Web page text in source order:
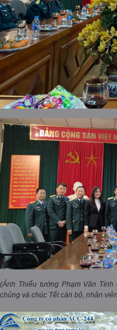
(Ảnh Thiếu tướng Phạm Văn
chủng và chúc Tết cán bộ, nhân